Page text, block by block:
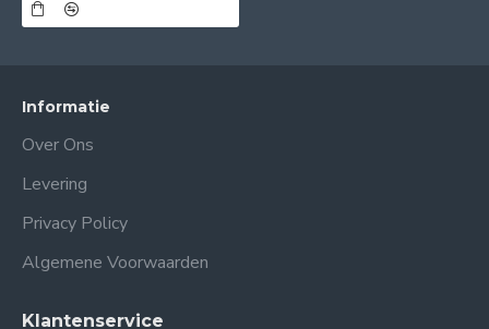
Informatie
Over Ons
Levering
Privacy Policy
Algemene Voorwaarden
Klantenservice